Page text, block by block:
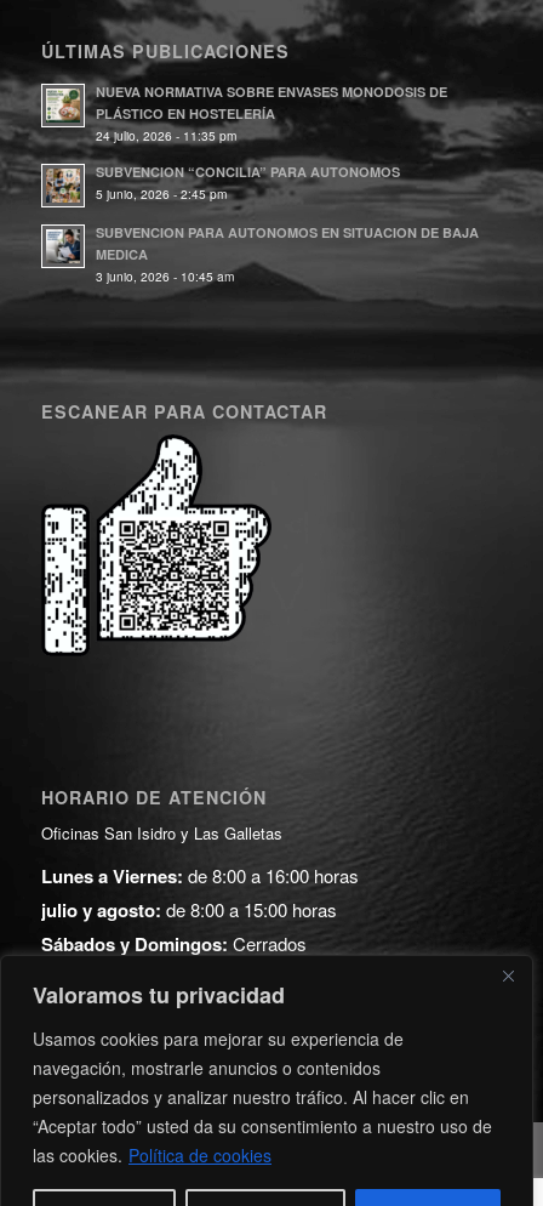
Valoramos tu privacidad
Usamos cookies para mejorar su experiencia de
navegación, mostrarle anuncios o contenidos
personalizados y analizar nuestro tráfico. Al hacer clic en
“Aceptar todo” usted da su consentimiento a nuestro uso de
las cookies. Política de cookies
ÚLTIMAS PUBLICACIONES
NUEVA NORMATIVA SOBRE ENVASES MONODOSIS DE
PLÁSTICO EN HOSTELERÍA
24 julio, 2026 - 11:35 pm
SUBVENCION “CONCILIA” PARA AUTONOMOS
5 junio, 2026 - 2:45 pm
SUBVENCION PARA AUTONOMOS EN SITUACION DE BAJA
MEDICA
3 junio, 2026 - 10:45 am
ESCANEAR PARA CONTACTAR
HORARIO DE ATENCIÓN
Oficinas San Isidro y Las Galletas
Lunes a Viernes: de 8:00 a 16:00 horas
julio y agosto: de 8:00 a 15:00 horas
Sábados y Domingos: Cerrados